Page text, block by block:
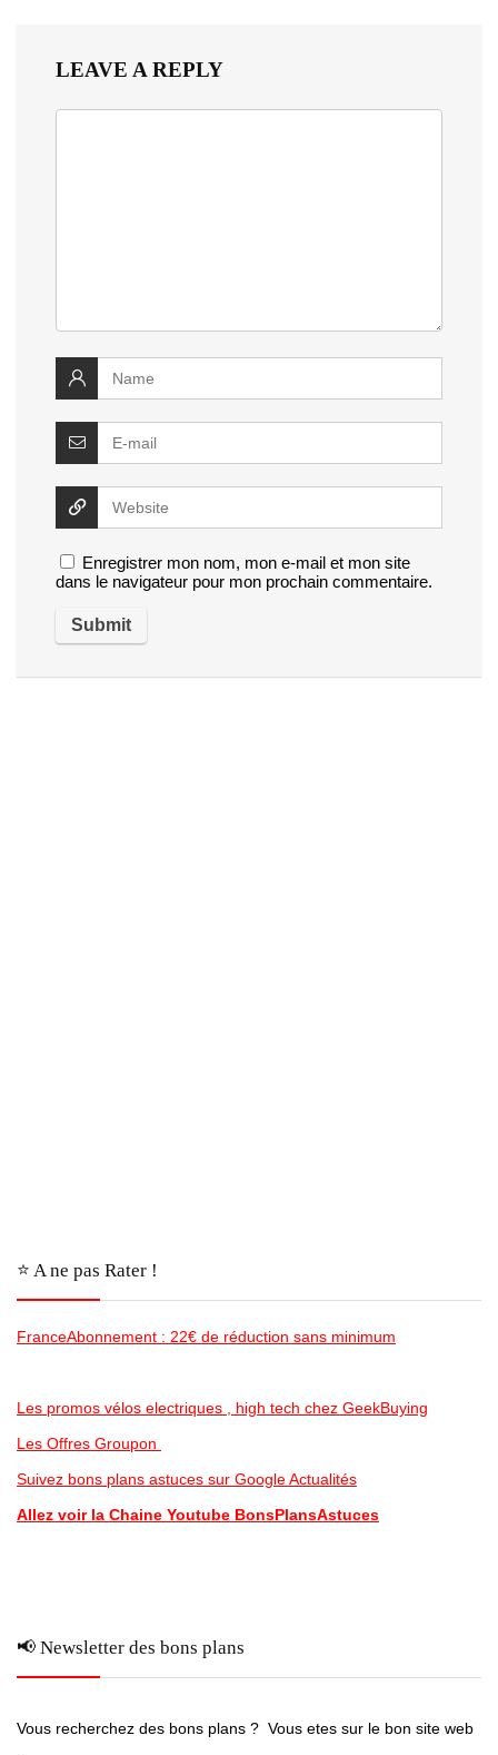
LEAVE A REPLY
Enregistrer mon nom, mon e-mail et mon site
dans le navigateur pour mon prochain commentaire.
⭐️ A ne pas Rater !
FranceAbonnement : 22€ de réduction sans minimum
Les promos vélos electriques , high tech chez GeekBuying
Les Offres Groupon
Suivez bons plans astuces sur Google Actualités
Allez voir la Chaine Youtube BonsPlansAstuces
📢 Newsletter des bons plans
Vous recherchez des bons plans ? Vous etes sur le bon site web
..